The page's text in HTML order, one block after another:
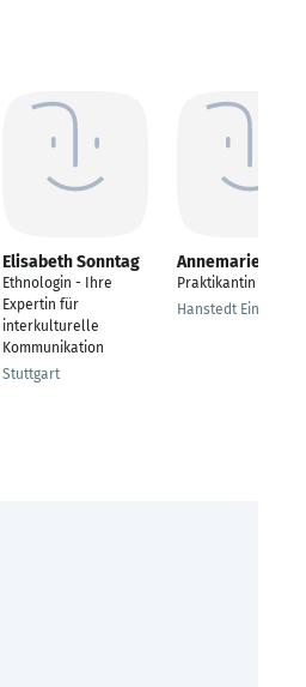
Elisabeth Sonntag
Ethnologin - Ihre
Expertin für
interkulturelle
Kommunikation
Stuttgart
Annemarie Arnold
Praktikantin
Hanstedt Eins